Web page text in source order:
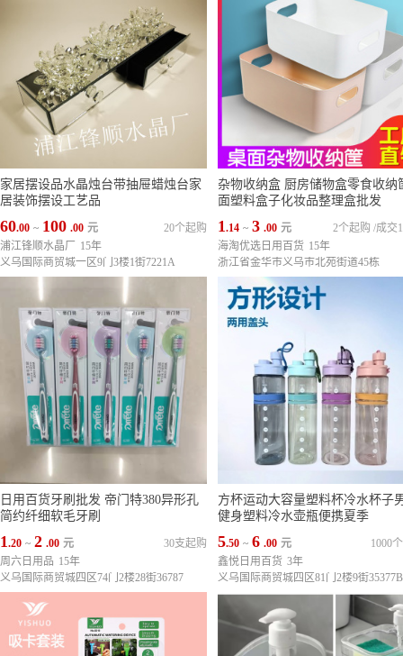
家居摆设品水晶烛台带抽屉蜡烛台家
居装饰摆设工艺品
60.00 ~ 100 .00 元
20个起购
浦江锋顺水晶厂
15年
义乌国际商贸城一区9门3楼1街7221A
杂物收纳盒 厨房储物盒零食收纳
面塑料盒子化妆品整理盒批发
1.14 ~ 3 .00 元 成交
2个起购 /
海淘优选日用百货 15年
浙江省金华市义乌市北苑街道45栋
日用百货牙刷批发 帝门特380异形孔
简约纤细软毛牙刷
1.20 ~ 2 .00 元
30支起购
周六日用品 15年
义乌国际商贸城四区74门2楼28街36787
方杯运动大容量塑料杯冷水杯子
健身塑料冷水壶瓶便携夏季
5.50 ~ 6 .00 元
1000
鑫悦日用百货 3年
义乌国际商贸城四区81门2楼9街35377B